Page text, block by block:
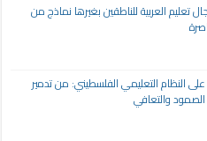
تعليم العربية للناطقين بغيرها نماذج من
وتأثيره على النظام التعليمي الفلسطيني: من تدمير
الصمود والتعافي